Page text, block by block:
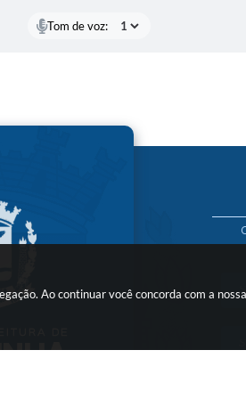
Ao continuar você concorda com a nossa
Tom de voz: